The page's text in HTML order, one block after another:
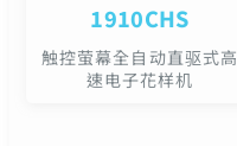
1910CHS
触控萤幕全自动直驱式高
速电子花样机